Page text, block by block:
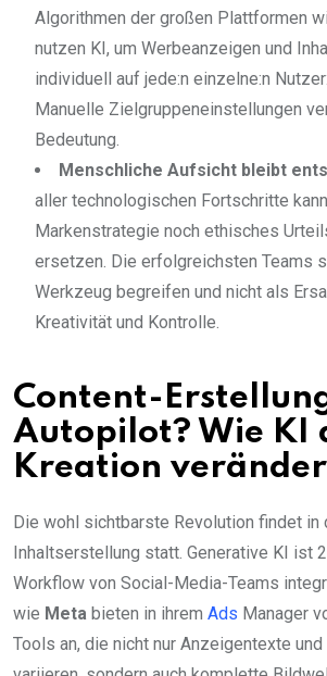
Algorithmen der großen Plattformen
nutzen KI, um Werbeanzeigen und
individuell auf jede:n einzelne:n
Manuelle Zielgruppeneinstellungen
Bedeutung.
Menschliche Aufsicht bleibt
aller technologischen Fortschritte
Markenstrategie noch ethisches
ersetzen. Die erfolgreichsten Teams
Werkzeug begreifen und nicht als
Kreativität und Kontrolle.
Content-
Autopilot? Wie KI
Kreation
Die wohl sichtbarste Revolution findet in
Inhaltserstellung statt. Generative KI ist
Workflow von Social-Media-Teams
wie Meta bieten in ihrem Ads Manager
Tools an, die nicht nur Anzeigentexte